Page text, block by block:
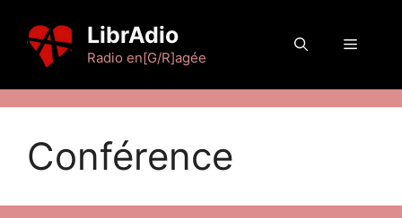
contenu
LibrAdio
Radio en[G/R]agée
Menu
Conférence